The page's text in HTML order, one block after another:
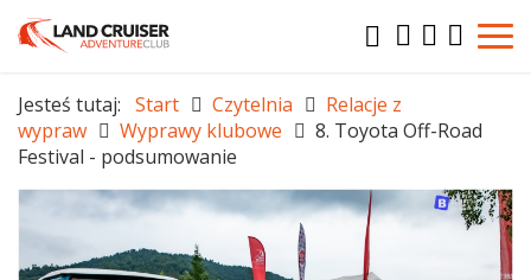
Jesteś tutaj: Start Czytelnia
Relacje z
wypraw
Wyprawy klubowe
8. Toyota Off-Road
Festival - podsumowanie